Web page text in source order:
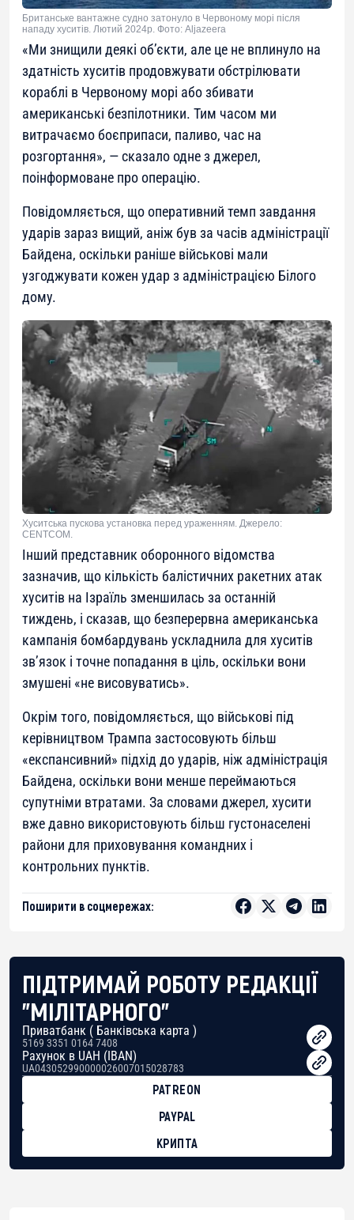
Британське вантажне судно затонуло в Червоному морі після
нападу хуситів. Лютий 2024р. Фото: Aljazeera
«Ми знищили деякі об’єкти, але це не вплинуло на
здатність хуситів продовжувати обстрілювати
кораблі в Червоному морі або збивати
американські безпілотники. Тим часом ми
витрачаємо боєприпаси, паливо, час на
розгортання», — сказало одне з джерел,
поінформоване про операцію.
Повідомляється, що оперативний темп завдання
ударів зараз вищий, аніж був за часів адміністрації
Байдена, оскільки раніше військові мали
узгоджувати кожен удар з адміністрацією Білого
дому.
Хуситська пускова установка перед ураженням. Джерело:
CENTCOM.
Інший представник оборонного відомства
зазначив, що кількість балістичних ракетних атак
хуситів на Ізраїль зменшилась за останній
тиждень, і сказав, що безперервна американська
кампанія бомбардувань ускладнила для хуситів
зв’язок і точне попадання в ціль, оскільки вони
змушені «не висовуватись».
Окрім того, повідомляється, що військові під
керівництвом Трампа застосовують більш
«експансивний» підхід до ударів, ніж адміністрація
Байдена, оскільки вони менше переймаються
супутніми втратами. За словами джерел, хусити
вже давно використовують більш густонаселені
райони для приховування командних і
контрольних пунктів.
Поширити в соцмережах:
ПІДТРИМАЙ РОБОТУ РЕДАКЦІЇ
"МІЛІТАРНОГО"
Приватбанк ( Банківська карта )
5169 3351 0164 7408
Рахунок в UAH (IBAN)
UA043052990000026007015028783
PATREON
PAYPAL
КРИПТА